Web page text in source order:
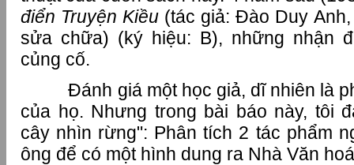
điển Truyện Kiều (tác giả: Đào Duy
sửa chữa) (ký hiệu: B), những nhận
củng cố.
Đánh giá một học giả, dĩ nhiên là
của họ. Nhưng trong bài báo này, tôi
cây nhìn rừng": Phân tích 2 tác phẩm
ông để có một hình dung ra Nhà Văn